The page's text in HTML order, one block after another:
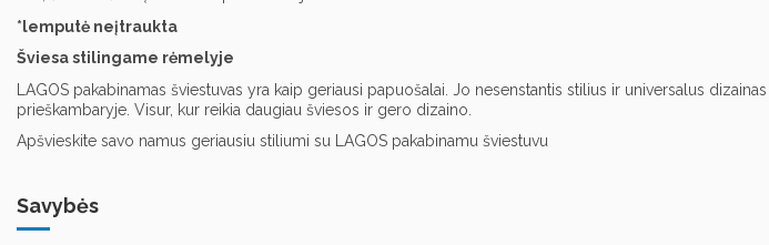
*lemputė neįtraukta
Šviesa stilingame rėmelyje
LAGOS pakabinamas šviestuvas yra kaip geriausi papuošalai. Jo nesenstantis stilius ir universalus
prieškambaryje. Visur, kur reikia daugiau šviesos ir gero dizaino.
Apšvieskite savo namus geriausiu stiliumi su LAGOS pakabinamu šviestuvu
Savybės